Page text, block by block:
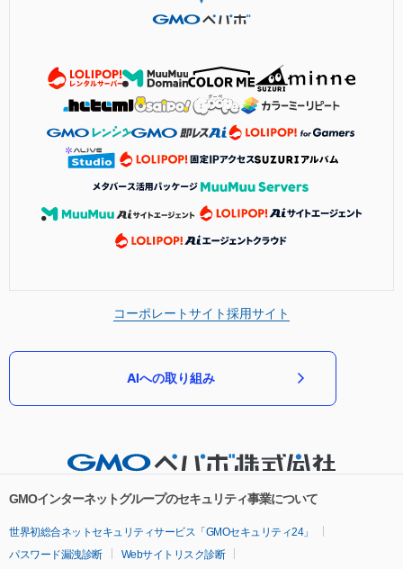
コーポレートサイト採用サイト
AIへの取り組み
GMOインターネットグループのセキュリティ事業について
世界初総合ネットセキュリティサービス「GMOセキュリティ24」
パスワード漏洩診断
Webサイトリスク診断